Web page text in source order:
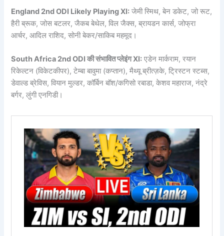
England 2nd ODI Likely Playing XI: जेमी स्मिथ, बेन डकेट, जो रूट,
हैरी ब्रूक, जोस बटलर, जैकब बेथेल, विल जैक्स, ब्रायडन कार्स, जोफ्रा
आर्चर, आदिल राशिद, सोनी बेकर/साकिब महमूद।
South Africa 2nd ODI की संभावित प्लेइंग XI: एडेन मार्कराम, रयान
रिकेल्टन (विकेटकीपर), टेम्बा बावुमा (कप्तान), मैथ्यू ब्रीत्ज़के, ट्रिस्टन स्टब्स,
डेवाल्ड ब्रेविस, वियान मुल्डर, कॉर्बिन बॉश/कगिसो रबाडा, केशव महाराज, नंद्रे
बर्गर, लुंगी एनगिडी।